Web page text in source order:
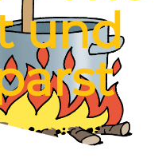
und